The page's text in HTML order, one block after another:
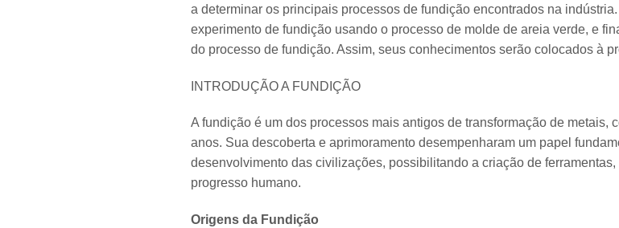
a determinar os principais processos de fundição encontrados na
experimento de fundição usando o processo de molde de areia verde, e
do processo de fundição. Assim, seus conhecimentos serão colocados à
INTRODUÇÃO A FUNDIÇÃO
A fundição é um dos processos mais antigos de transformação de metais,
anos. Sua descoberta e aprimoramento desempenharam um papel
desenvolvimento das civilizações, possibilitando a criação de
progresso humano.
Origens da Fundição